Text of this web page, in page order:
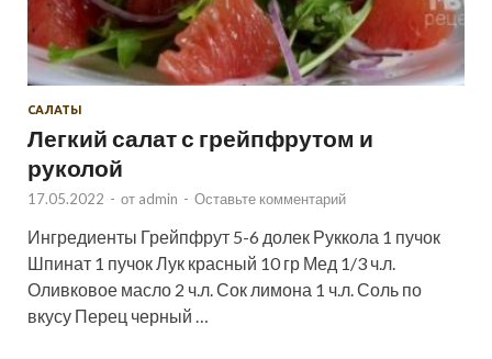
САЛАТЫ
Легкий салат с грейпфрутом и
руколой
17.05.2022 - от admin - Оставьте комментарий
Ингредиенты Грейпфрут 5-6 долек Руккола 1 пучок
Шпинат 1 пучок Лук красный 10 гр Мед 1/3 ч.л.
Оливковое масло 2 ч.л. Сок лимона 1 ч.л. Соль по
вкусу Перец черный …